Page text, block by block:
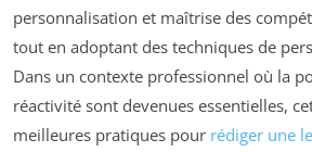
personnalisation et maîtrise des
tout en adoptant des techniques de
Dans un contexte professionnel où la
réactivité sont devenues essentielles,
meilleures pratiques pour rédiger une